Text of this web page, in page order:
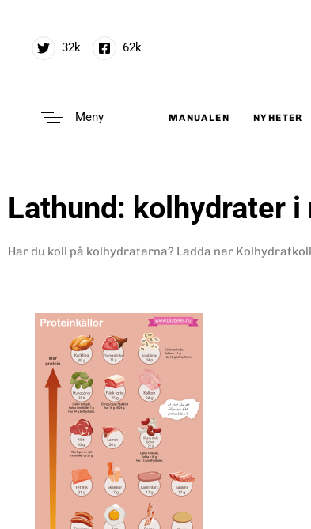
32k 62k
Meny MANUALEN NYHETER
Lathund: kolhydrater
Har du koll på kolhydraterna? Ladda ner